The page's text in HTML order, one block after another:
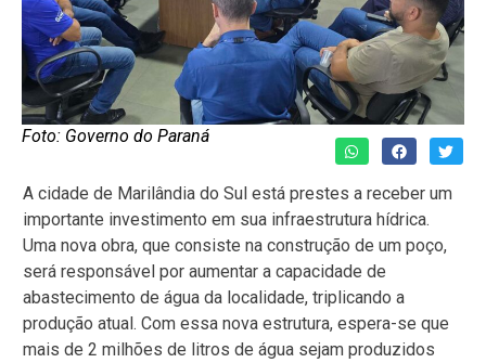
Foto: Governo do Paraná
A cidade de Marilândia do Sul está prestes a receber um
importante investimento em sua infraestrutura hídrica.
Uma nova obra, que consiste na construção de um poço,
será responsável por aumentar a capacidade de
abastecimento de água da localidade, triplicando a
produção atual. Com essa nova estrutura, espera-se que
mais de 2 milhões de litros de água sejam produzidos